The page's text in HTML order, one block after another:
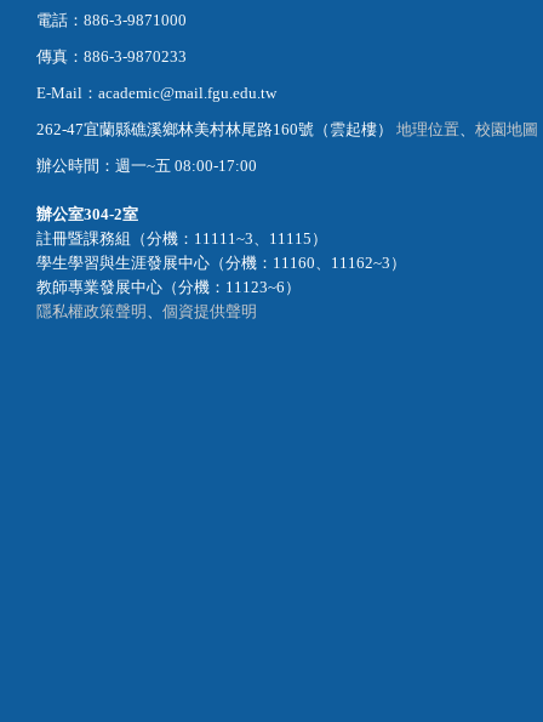
電話：886-3-9871000
傳真：886-3-9870233
E-Mail：academic@mail.fgu.edu.tw
262-47宜蘭縣礁溪鄉林美村林尾路160號（雲起樓） 地理位置
校園地圖
辦公時間：週一~五 08:00-17:00
辦公室304-2室
註冊暨課務組（分機：11111~3、11115）
學生學習與生涯發展中心（分機：11160、11162~3）
教師專業發展中心（分機：11123~6）
隱私權政策聲明
個資提供聲明